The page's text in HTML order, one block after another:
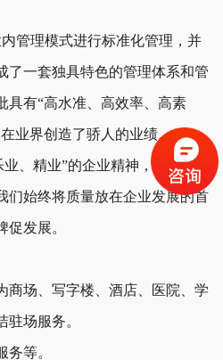
管理模式进行标准化管理，并
了一套独具特色的管理体系和管
具有“高水准、高效率、高素
业界创造了骄人的业绩。
、精业”的企业精神，用心地
们始终将质量放在企业发展的首
发展。
商场、写字楼、酒店、医院、学
场服务。
务等。